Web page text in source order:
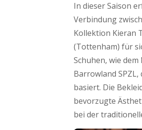
In dieser Saison
Verbindung
Kollektion Kieran
(Tottenham) für
Schuhen, wie
Barrowland
basiert. Die
bevorzugte
bei der